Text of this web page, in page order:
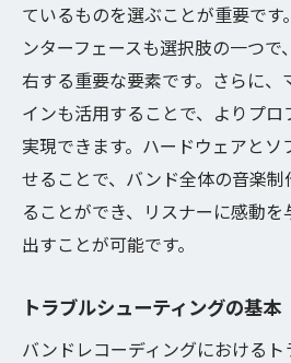
ているものを選ぶことが重要です
ンターフェースも選択肢の一つ
右する重要な要素です。さらに
インも活用することで、よりプ
実現できます。ハードウェアと
せることで、バンド全体の音楽
ることができ、リスナーに感動
出すことが可能です。
トラブルシューティングの基本
バンドレコーディングにおける